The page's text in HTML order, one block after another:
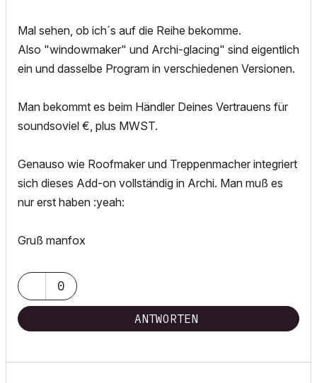
Mal sehen, ob ich´s auf die Reihe bekomme.
Also "windowmaker" und Archi-glacing" sind eigentlich
ein und dasselbe Program in verschiedenen Versionen.
Man bekommt es beim Händler Deines Vertrauens für
soundsoviel €, plus MWST.
Genauso wie Roofmaker und Treppenmacher integriert
sich dieses Add-on vollständig in Archi. Man muß es
nur erst haben :yeah:
Gruß manfox
0
ANTWORTEN